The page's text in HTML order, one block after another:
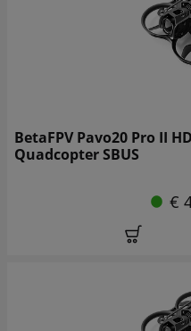
BetaFPV Pavo20 Pro II
Quadcopter SBUS
€